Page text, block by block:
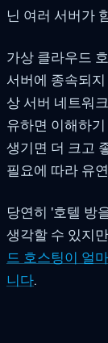
닌 여러 서버가
가상 클라우드
서버에 종속되
상 서버 네트워
유하면 이해하
생기면 더 크고
필요에 따라 유
당연히 '호텔 방
생각할 수 있지
드 호스팅이 얼
니다.